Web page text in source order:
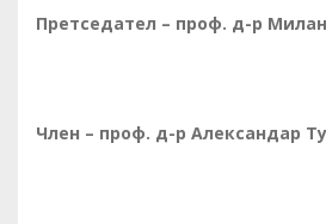
Претседател – проф. д-р
Член – проф. д-р Александар